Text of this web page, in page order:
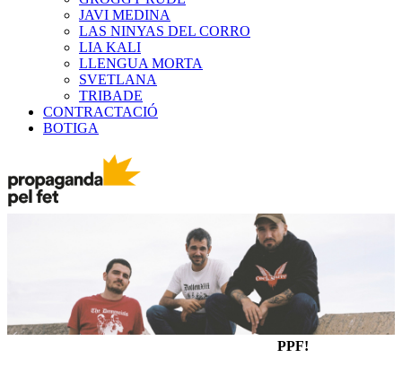
JAVI MEDINA
LAS NINYAS DEL CORRO
LIA KALI
LLENGUA MORTA
SVETLANA
TRIBADE
CONTRACTACIÓ
BOTIGA
PPF!